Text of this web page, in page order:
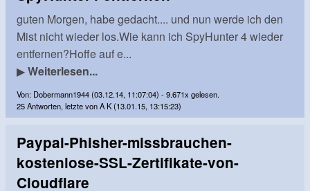
guten Morgen, habe gedacht.... und nun werde ich den
Mist nicht wieder los.Wie kann ich SpyHunter 4 wieder
entfernen?Hoffe auf e...
▶Weiterlesen...
Von: Dobermann1944 (03.12.14, 11:07:04) - 9.671x gelesen.
25 Antworten, letzte von A K (13.01.15, 13:15:23)
Paypal-Phisher-missbrauchen-
kostenlose-SSL-Zertifikate-von-
Cloudflare